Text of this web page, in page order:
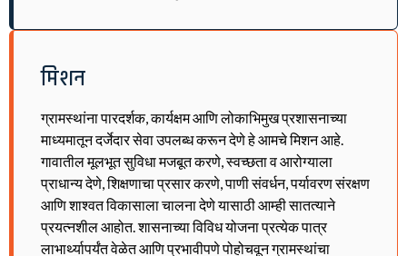
मिशन
ग्रामस्थांना पारदर्शक, कार्यक्षम आणि लोकाभिमुख प्रशासनाच्या
माध्यमातून दर्जेदार सेवा उपलब्ध करून देणे हे आमचे मिशन आहे.
गावातील मूलभूत सुविधा मजबूत करणे, स्वच्छता व आरोग्याला
प्राधान्य देणे, शिक्षणाचा प्रसार करणे, पाणी संवर्धन, पर्यावरण संरक्षण
आणि शाश्वत विकासाला चालना देणे यासाठी आम्ही सातत्याने
प्रयत्नशील आहोत. शासनाच्या विविध योजना प्रत्येक पात्र
लाभार्थ्यापर्यंत वेळेत आणि प्रभावीपणे पोहोचवून ग्रामस्थांचा